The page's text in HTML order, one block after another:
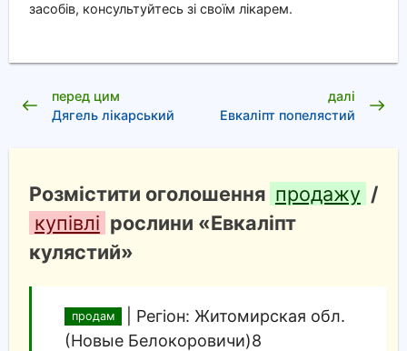
засобів, консультуйтесь зі своїм лікарем.
перед цим
Дягель лікарський
далі
Евкаліпт попелястий
Розмістити оголошення продажу /
купівлі рослини «Евкаліпт
кулястий»
продам
Регіон: Житомирская обл.
(Новые Белокоровичи)8